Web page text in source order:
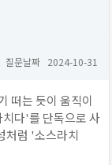
질문날짜 2024-10-31
떠는 듯이 움직이
다'를 단독으로 사
처럼 '소스라치